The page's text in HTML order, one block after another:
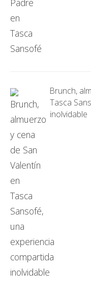
Brunch,
Tasca
inolvidable